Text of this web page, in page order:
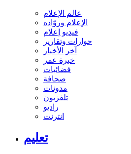
عالم الإعلام
الإعلام وروّاده
فيديو إعلام
حوارات وتقارير
آخر الأخبار
خبرة عمر
فضائيات
صحافة
مدونات
تلفزيون
راديو
انترنت
تعليم